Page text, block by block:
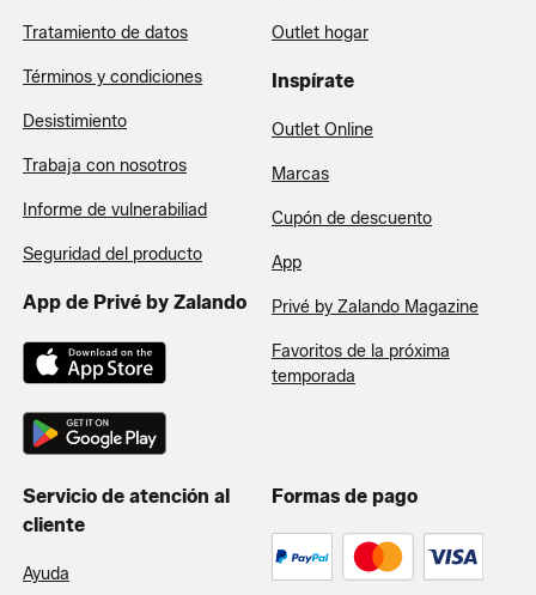
Tratamiento de datos
Términos y condiciones
Desistimiento
Trabaja con nosotros
Informe de vulnerabiliad
Seguridad del producto
App de Privé by Zalando
Outlet hogar
Inspírate
Outlet Online
Marcas
Cupón de descuento
App
Privé by Zalando Magazine
Favoritos de la próxima
temporada
Servicio de atención al
cliente
Ayuda
Formas de pago